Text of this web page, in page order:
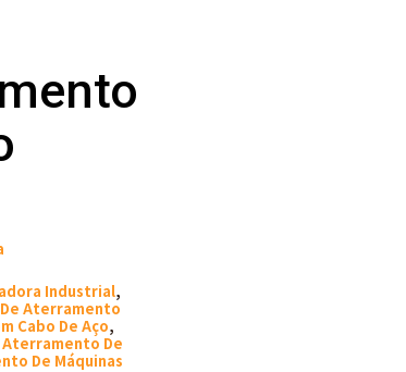
Industrial,
Aterramento
Cabo De Aço,
Aterramento De
De Máquinas